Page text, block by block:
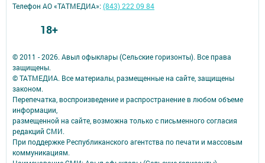
© 2011 - 2026. Авыл офыклары (Сельские горизонты). Все права
защищены.
© ТАТМЕДИА. Все материалы, размещенные на сайте, защищены
законом.
Перепечатка, воспроизведение и распространение в любом объеме
информации,
размещенной на сайте, возможна только с письменного согласия
редакций СМИ.
При поддержке Республиканского агентства по печати и массовым
коммуникациям.
Телефон АО «ТАТМЕДИА»:(843) 222 09 84
18+